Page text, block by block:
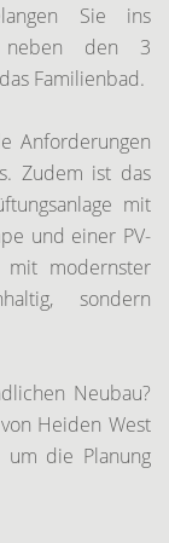
Sie ins
neben den 3
Familienbad.
Anforderungen
Zudem ist das
mit
und einer PV-
mit modernster
sondern
Neubau?
Heiden West
die Planung